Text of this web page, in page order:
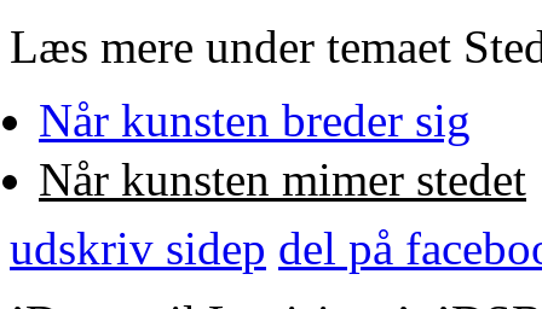
Læs mere under temaet
Når kunsten breder sig
Når kunsten mimer stedet
udskriv sidep del på